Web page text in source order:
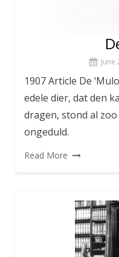
June
1907 Article De
edele dier, dat den
dragen, stond al
ongeduld.
Read More